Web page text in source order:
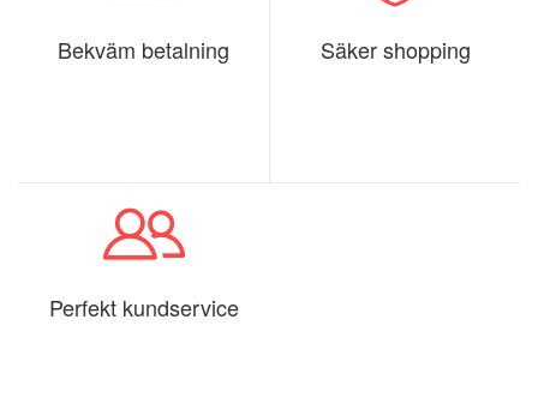
Bekväm betalning Säker shopping
Perfekt kundservice